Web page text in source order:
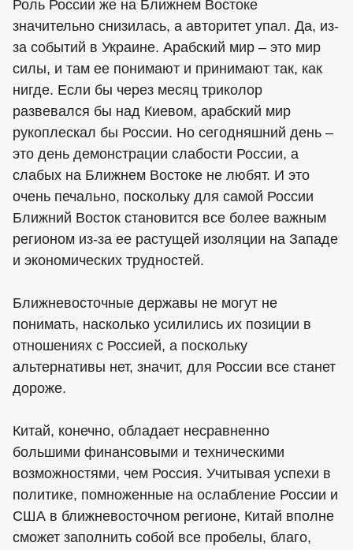
Роль России же на Ближнем Востоке
значительно снизилась, а авторитет упал. Да, из-
за событий в Украине. Арабский мир – это мир
силы, и там ее понимают и принимают так, как
нигде. Если бы через месяц триколор
развевался бы над Киевом, арабский мир
рукоплескал бы России. Но сегодняшний день –
это день демонстрации слабости России, а
слабых на Ближнем Востоке не любят. И это
очень печально, поскольку для самой России
Ближний Восток становится все более важным
регионом из-за ее растущей изоляции на Западе
и экономических трудностей.
Ближневосточные державы не могут не
понимать, насколько усилились их позиции в
отношениях с Россией, а поскольку
альтернативы нет, значит, для России все станет
дороже.
Китай, конечно, обладает несравненно
большими финансовыми и техническими
возможностями, чем Россия. Учитывая успехи в
политике, помноженные на ослабление России и
США в ближневосточном регионе, Китай вполне
сможет заполнить собой все пробелы, благо,